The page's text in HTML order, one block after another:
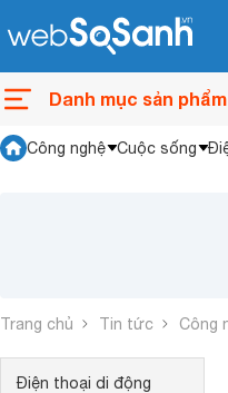
Danh mục sản phẩm
Công nghệ Cuộc sống
Trang chủ Tin tức Công
Điện thoại di động